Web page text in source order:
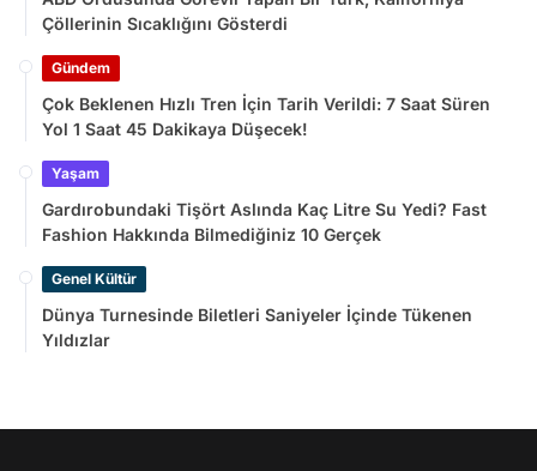
Çöllerinin Sıcaklığını Gösterdi
Gündem
Çok Beklenen Hızlı Tren İçin Tarih Verildi: 7 Saat Süren
Yol 1 Saat 45 Dakikaya Düşecek!
Yaşam
Gardırobundaki Tişört Aslında Kaç Litre Su Yedi? Fast
Fashion Hakkında Bilmediğiniz 10 Gerçek
Genel Kültür
Dünya Turnesinde Biletleri Saniyeler İçinde Tükenen
Yıldızlar